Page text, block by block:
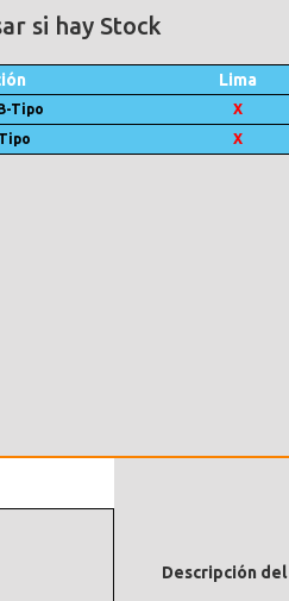
si hay Stock
Lima
Tipo
X
X
Descripción